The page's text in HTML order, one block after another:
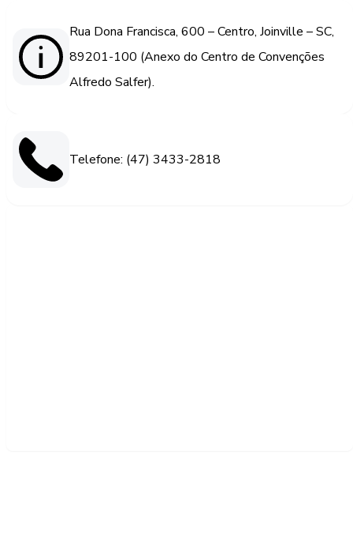
Rua Dona Francisca, 600 – Centro, Joinville – SC,
89201-100 (Anexo do Centro de Convenções
Alfredo Salfer).
Telefone: (47) 3433-2818